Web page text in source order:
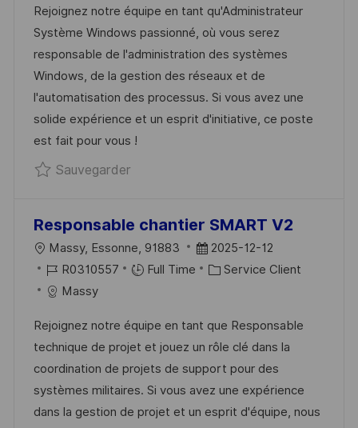
L
I
S
A
T
I
O
N
D
’
A
F
F
I
E
É
R
E
N
C
E
D
U
S
T
E
É
G
O
R
E
Rejoignez notre équipe en tant qu'Administrateur
Système Windows passionné, où vous serez
responsable de l'administration des systèmes
Windows, de la gestion des réseaux et de
l'automatisation des processus. Si vous avez une
solide expérience et un esprit d'initiative, ce poste
est fait pour vous !
SauvegarderSauvegarder Administrateur
Responsable chantier SMART V2
L
O
C
L
S
A
T
Massy, Essonne, 91883
D
A
D
’
A
F
F
2025-12-12
R
É
É
R
E
N
C
R0310557 Full Time
C
É
G
O
R
I
Service Client
Massy
Rejoignez notre équipe en tant que Responsable
technique de projet et jouez un rôle clé dans la
coordination de projets de support pour des
systèmes militaires. Si vous avez une expérience
dans la gestion de projet et un esprit d'équipe, nous